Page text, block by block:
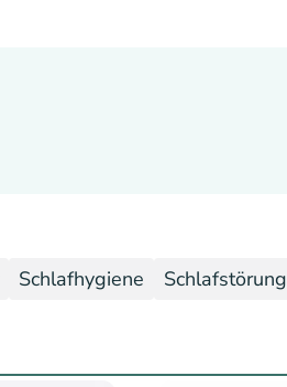
Schlafhygiene Schlafstörung